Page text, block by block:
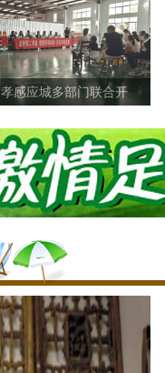
孝感应城多部门联合开